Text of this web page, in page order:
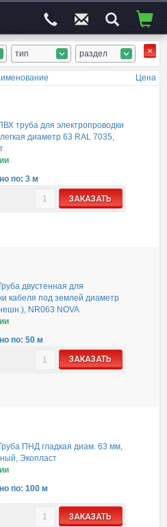
тип раздел
Цена
труба для электропроводки
диаметр 63 RAL 7035,
по: 3 м
ЗАКАЗАТЬ
двустенная для
кабеля под землей диаметр
NR063 NOVA
по: 50 м
ЗАКАЗАТЬ
ПНД гладкая диам. 63 мм,
Экопласт
по: 100 м
ЗАКАЗАТЬ